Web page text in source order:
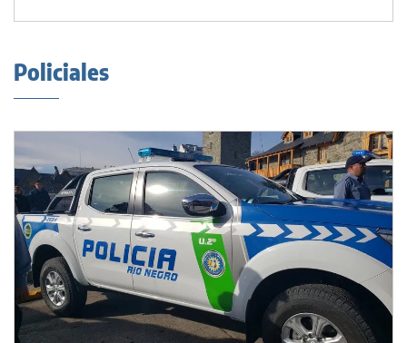
Policiales